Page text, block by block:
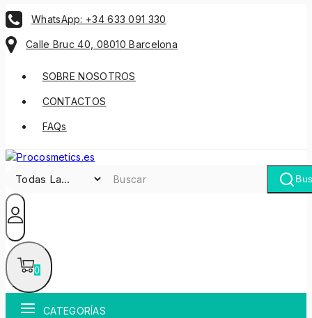
WhatsApp: +34 633 091 330
Calle Bruc 40, 08010 Barcelona
SOBRE NOSOTROS
CONTACTOS
FAQs
0
CATEGORÍAS